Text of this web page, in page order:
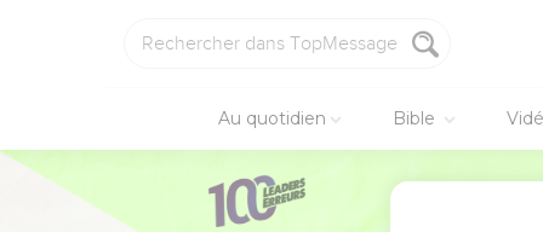
Au quotidien Bible